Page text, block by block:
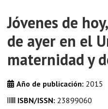
Jóvenes de
de ayer en el
maternidad y
Año de publicación: 2015
ISBN/ISSN: 23899060